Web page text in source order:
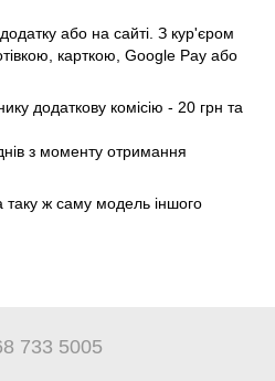
або на сайті. З кур'єром
карткою, Google Pay або
додаткову комісію - 20 грн та
з моменту отримання
таку ж саму модель іншого
733 5005